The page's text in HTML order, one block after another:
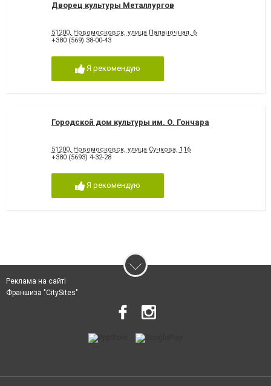
Дворец культуры Металлургов
51200, Новомосковск, улица Паланочная, 6
+380 (569) 38-00-43
Я рекомендую
Городской дом культуры им. О. Гончара
51200, Новомосковск, улица Сучкова, 116
+380 (5693) 4-32-28
Я рекомендую
Реклама на сайті
Франшиза "CitySites"